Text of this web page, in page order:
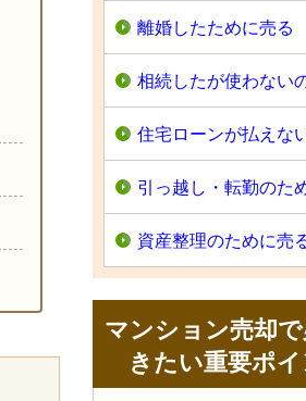
離婚したために売る
相続したが使わない
住宅ローンが払えな
引っ越し・転勤のた
資産整理のために売
マンション売却
きたい重要ポ